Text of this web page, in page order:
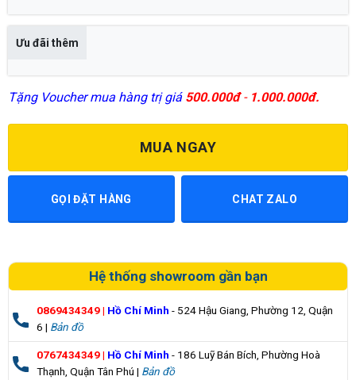
Ưu đãi thêm
Tặng Voucher mua hàng trị giá 500.000đ-1.000.000đ.
MUA NGAY
GỌI ĐẶT HÀNG CHAT ZALO
Hệ thống showroom gần bạn
0869434349| Hồ Chí Minh - 524 Hậu Giang, Phường 12, Quận
6 | Bản đồ
0767434349| Hồ Chí Minh - 186 Luỹ Bán Bích, Phường Hoà
Thạnh, Quận Tân Phú | Bản đồ